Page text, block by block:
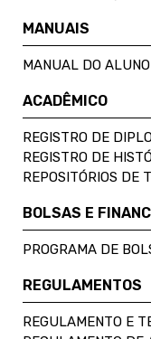
MANUAIS
MANUAL DO ALUNO
ACADÊMICO
REGISTRO DE
REGISTRO DE
REPOSITÓRIOS DE
BOLSAS E
PROGRAMA DE
REGULAMENTOS
REGULAMENTO E